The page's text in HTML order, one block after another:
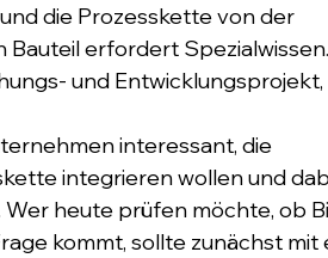
die Prozesskette von der
erfordert
und Entwicklungsprojekt,
interessant, die
integrieren wollen und
heute prüfen möchte, ob
kommt, sollte zunächst mit